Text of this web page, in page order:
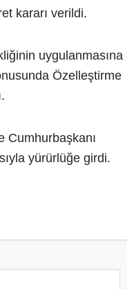
kararı verildi.
uygulanmasına
Özelleştirme
Cumhurbaşkanı
yürürlüğe girdi.